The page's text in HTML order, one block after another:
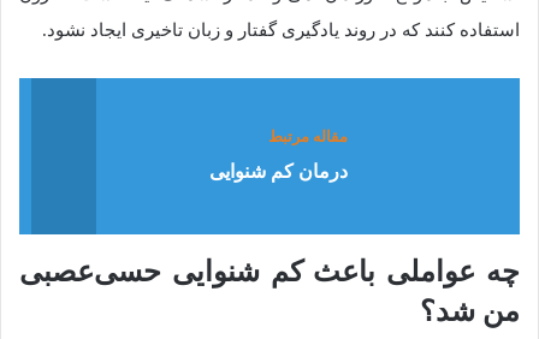
استفاده کنند که در روند یادگیری گفتار و زبان تاخیری ایجاد نشود.
مقاله مرتبط
درمان کم شنوایی
چه عواملی باعث کم‌ شنوایی حسی‌‎عصبی
من شد؟